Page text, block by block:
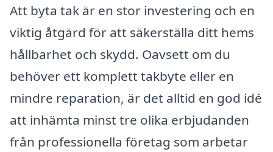
Att byta tak är en stor investering och en
viktig åtgärd för att säkerställa ditt hems
hållbarhet och skydd. Oavsett om du
behöver ett komplett takbyte eller en
mindre reparation, är det alltid en god idé
att inhämta minst tre olika erbjudanden
från professionella företag som arbetar